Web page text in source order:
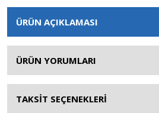
ÜRÜN AÇIKLAMASI
ÜRÜN YORUMLARI
TAKSİT SEÇENEKLERİ